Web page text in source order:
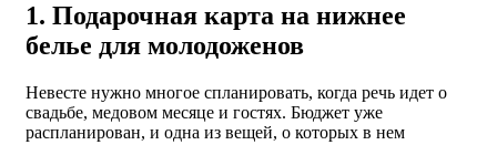
1. Подарочная карта на нижнее
белье для молодоженов
Невесте нужно многое спланировать, когда речь идет о
свадьбе, медовом месяце и гостях. Бюджет уже
распланирован, и одна из вещей, о которых в нем